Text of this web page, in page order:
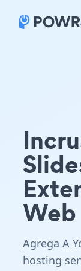
Web
Agrega A
hosting